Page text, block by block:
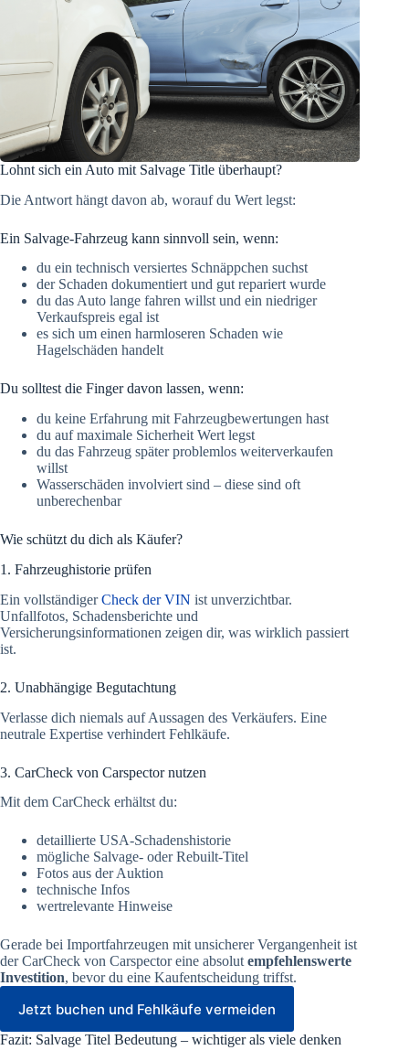
Lohnt sich ein Auto mit Salvage Title überhaupt?
Die Antwort hängt davon ab, worauf du Wert legst:
Ein Salvage-Fahrzeug kann sinnvoll sein, wenn:
du ein technisch versiertes Schnäppchen suchst
der Schaden dokumentiert und gut repariert wurde
du das Auto lange fahren willst und ein niedriger
Verkaufspreis egal ist
es sich um einen harmloseren Schaden wie
Hagelschäden handelt
Du solltest die Finger davon lassen, wenn:
du keine Erfahrung mit Fahrzeugbewertungen hast
du auf maximale Sicherheit Wert legst
du das Fahrzeug später problemlos weiterverkaufen
willst
Wasserschäden involviert sind – diese sind oft
unberechenbar
Wie schützt du dich als Käufer?
1. Fahrzeughistorie prüfen
Ein vollständigerCheck der VIN ist unverzichtbar.
Unfallfotos, Schadensberichte und
Versicherungsinformationen zeigen dir, was wirklich passiert
ist.
2. Unabhängige Begutachtung
Verlasse dich niemals auf Aussagen des Verkäufers. Eine
neutrale Expertise verhindert Fehlkäufe.
3. CarCheck von Carspector nutzen
Mit dem CarCheck erhältst du:
detaillierte USA-Schadenshistorie
mögliche Salvage- oder Rebuilt-Titel
Fotos aus der Auktion
technische Infos
wertrelevante Hinweise
Gerade bei Importfahrzeugen mit unsicherer Vergangenheit ist
der CarCheck von Carspector eine absolut empfehlenswerte
Investition, bevor du eine Kaufentscheidung triffst.
Jetzt buchen und Fehlkäufe vermeiden
Fazit: Salvage Titel Bedeutung – wichtiger als viele denken